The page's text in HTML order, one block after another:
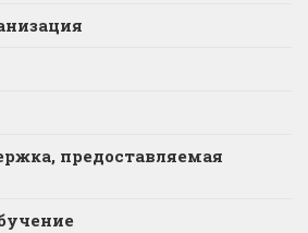
предоставляемая